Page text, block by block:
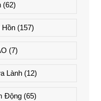
(62)
Hồn(157)
(7)
Lành (12)
Động (65)